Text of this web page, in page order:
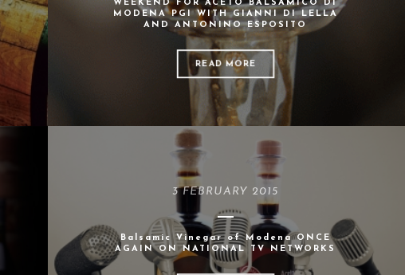
WEEKEND FOR ACETO BALSAMICO DI
MODENA PGI WITH GIANNI DI LELLA
AND ANTONINO ESPOSITO
READ MORE
3 FEBRUARY 2015
Balsamic Vinegar of Modena ONCE
AGAIN ON NATIONAL TV NETWORKS